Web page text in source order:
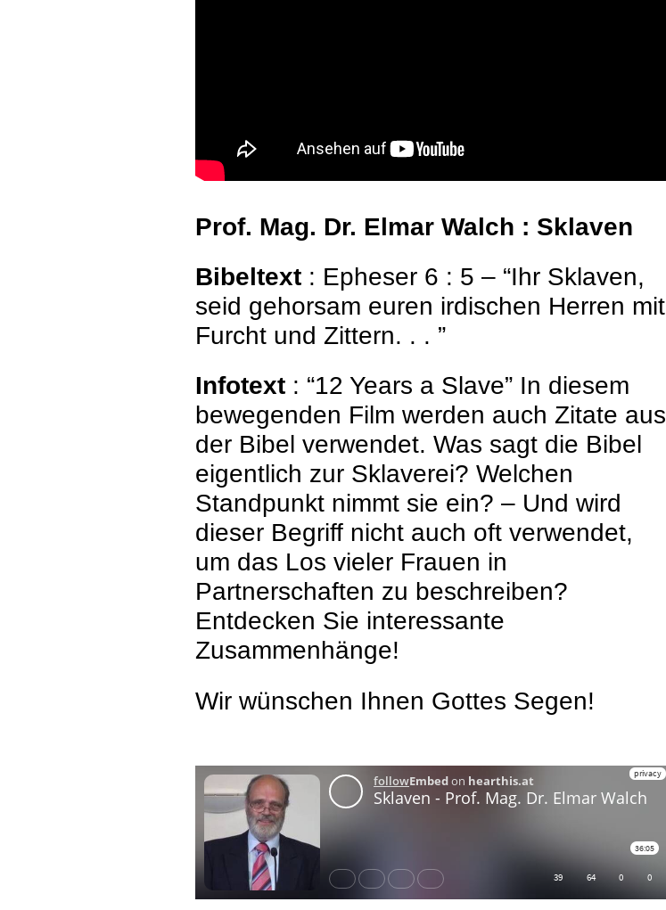
Prof. Mag. Dr. Elmar Walch : Sklaven
Bibeltext: Epheser 6 : 5 – “Ihr Sklaven,
seid gehorsam euren irdischen Herren mit
Furcht und Zittern. . . ”
Infotext: “12 Years a Slave” In diesem
bewegenden Film werden auch Zitate aus
der Bibel verwendet. Was sagt die Bibel
eigentlich zur Sklaverei? Welchen
Standpunkt nimmt sie ein? – Und wird
dieser Begriff nicht auch oft verwendet,
um das Los vieler Frauen in
Partnerschaften zu beschreiben?
Entdecken Sie interessante
Zusammenhänge!
Wir wünschen Ihnen Gottes Segen!